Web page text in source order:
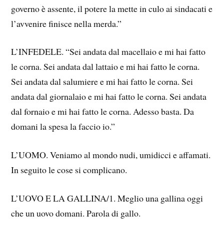
governo è assente, il potere la mette in culo ai sindacati e
l’avvenire finisce nella merda.”
L’INFEDELE. “Sei andata dal macellaio e mi hai fatto
le corna. Sei andata dal lattaio e mi hai fatto le corna.
Sei andata dal salumiere e mi hai fatto le corna. Sei
andata dal giornalaio e mi hai fatto le corna. Sei andata
dal fornaio e mi hai fatto le corna. Adesso basta. Da
domani la spesa la faccio io.”
L’UOMO. Veniamo al mondo nudi, umidicci e affamati.
In seguito le cose si complicano.
L’UOVO E LA GALLINA/1. Meglio una gallina oggi
che un uovo domani. Parola di gallo.